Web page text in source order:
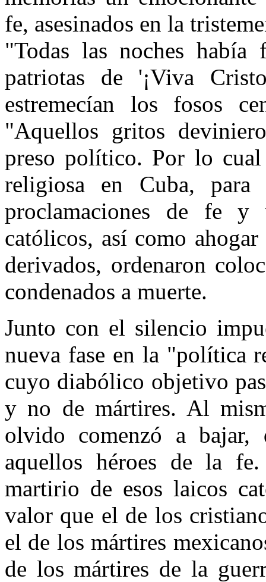
fe, asesinados en la
"Todas las noches
patriotas de '¡Viva
estremecían los fosos
"Aquellos gritos
preso político. Por lo cual
religiosa en Cuba,
proclamaciones de fe y
católicos, así como
derivados, ordenaron
condenados a muerte.
Junto con el silencio
nueva fase en la "política
cuyo diabólico objetivo
y no de mártires. Al
olvido comenzó a
aquellos héroes de la
martirio de esos laicos
valor que el de los
el de los mártires
de los mártires de la